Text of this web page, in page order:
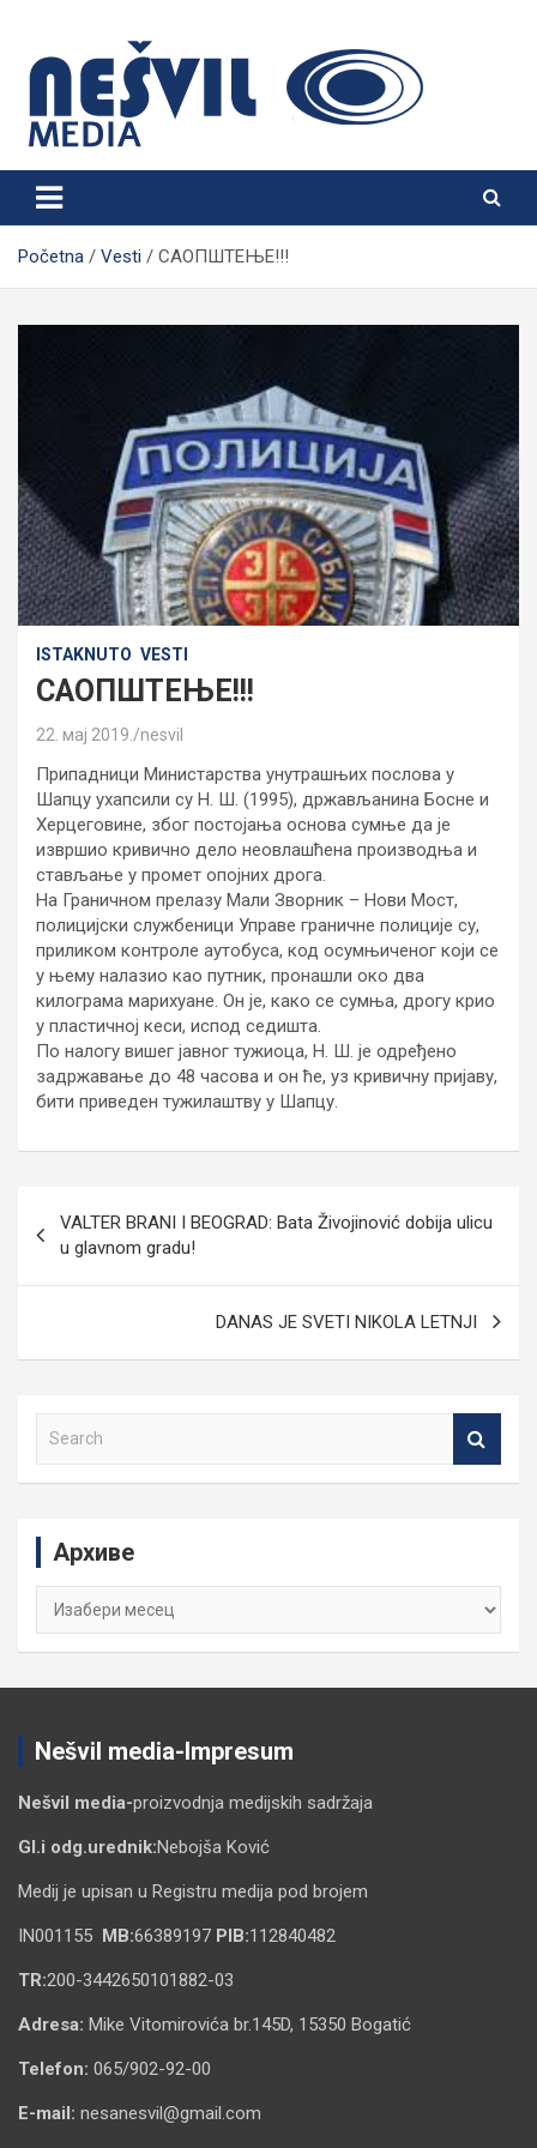
content
Nešvil Media Bogatić
Početna Vesti САОПШТЕЊЕ!!!
ISTAKNUTO VESTI
САОПШТЕЊЕ!!!
22. мај 2019. nesvil
Припадници Министарства унутрашњих послова у
Шапцу ухапсили су Н. Ш. (1995), држављанина Босне и
Херцеговине, због постојања основа сумње да је
извршио кривично дело неовлашћена производња и
стављање у промет опојних дрога.
На Граничном прелазу Мали Зворник – Нови Мост,
полицијски службеници Управе граничне полиције су,
приликом контроле аутобуса, код осумњиченог који се
у њему налазио као путник, пронашли око два
килограма марихуане. Он је, како се сумња, дрогу крио
у пластичној кеси, испод седишта.
По налогу вишег јавног тужиоца, Н. Ш. је одређено
задржавање до 48 часова и он ће, уз кривичну пријаву,
бити приведен тужилаштву у Шапцу.
чланка
VALTER BRANI I BEOGRAD: Bata Živojinović dobija ulicu
u glavnom gradu!
DANAS JE SVETI NIKOLA LETNJI
Архиве
Архиве
Nešvil media-Impresum
Nešvil media-proizvodnja medijskih sadržaja
Gl.i odg.urednik:Nebojša Ković
Medij je upisan u Registru medija pod brojem
IN001155 MB:66389197 PIB:112840482
TR:200-3442650101882-03
Adresa: Mike Vitomirovića br.145D, 15350 Bogatić
Telefon: 065/902-92-00
E-mail: nesanesvil@gmail.com